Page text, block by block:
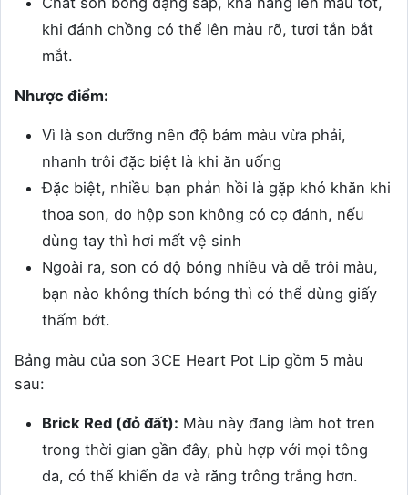
khi đánh chồng có thể lên màu rõ, tươi tắn bắt
mắt.
Nhược điểm:
Vì là son dưỡng nên độ bám màu vừa phải,
nhanh trôi đặc biệt là khi ăn uống
Đặc biệt, nhiều bạn phản hồi là gặp khó khăn khi
thoa son, do hộp son không có cọ đánh, nếu
dùng tay thì hơi mất vệ sinh
Ngoài ra, son có độ bóng nhiều và dễ trôi màu,
bạn nào không thích bóng thì có thể dùng giấy
thấm bớt.
Bảng màu của son 3CE Heart Pot Lip gồm 5 màu
sau:
Brick Red (đỏ đất): Màu này đang làm hot tren
trong thời gian gần đây, phù hợp với mọi tông
da, có thể khiến da và răng trông trắng hơn.